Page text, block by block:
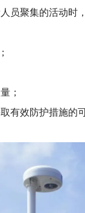
员聚集的活动时
；
有效防护措施的